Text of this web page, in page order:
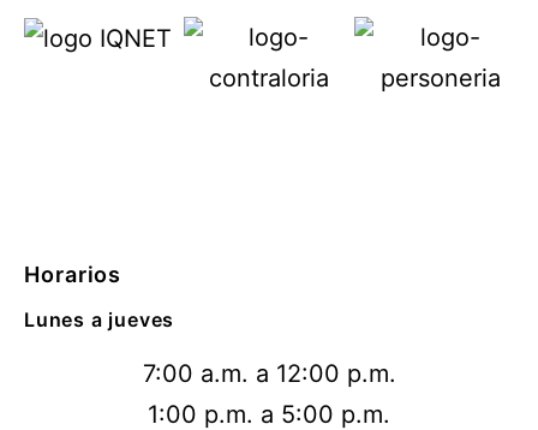
Horarios
Lunes a jueves
7:00 a.m. a 12:00 p.m.
1:00 p.m. a 5:00 p.m.